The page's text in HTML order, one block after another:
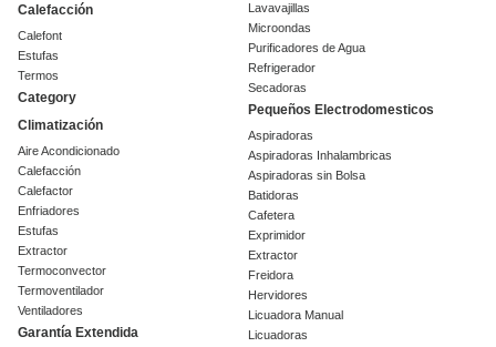
Calefacción
Calefont
Estufas
Termos
Category
Climatización
Aire Acondicionado
Calefacción
Calefactor
Enfriadores
Estufas
Extractor
Termoconvector
Termoventilador
Ventiladores
Garantía Extendida
Lavavajillas
Microondas
Purificadores de Agua
Refrigerador
Secadoras
Pequeños Electrodomesticos
Aspiradoras
Aspiradoras Inhalambricas
Aspiradoras sin Bolsa
Batidoras
Cafetera
Exprimidor
Extractor
Freidora
Hervidores
Licuadora Manual
Licuadoras